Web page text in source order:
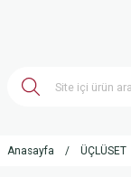
Anasayfa ÜÇLÜSET